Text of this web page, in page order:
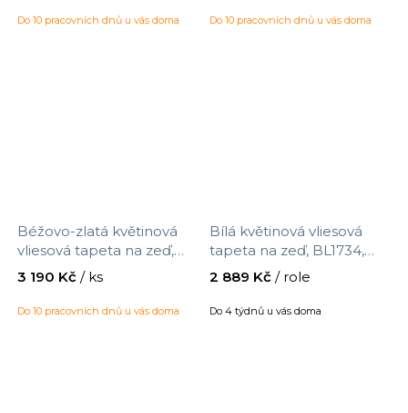
Do 10 pracovních dnů u vás doma Do 10 pracovních dnů u vás doma
Béžovo-zlatá květinová
vliesová tapeta na zeď,
340132, Gilded, Eijffinger,
velikost 10 x 0,52 m
Do 10 pracovních dnů u vás doma
3 190 Kč / ks
Bílá květinová vliesová
tapeta na zeď, BL1734,
Blooms Second Edition
Resource Library, York,
velikost 0,685 x 8,2 m
Do 4 týdnů u vás doma
2 889 Kč / role